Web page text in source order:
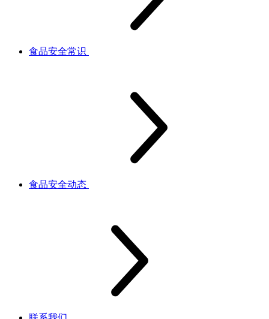
食品安全常识
食品安全动态